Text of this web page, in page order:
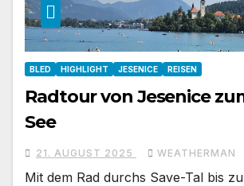
BLED HIGHLIGHT JESENICE REISEN
Radtour von Jesenice
See
21. AUGUST 2025 WEATHERMAN
Mit dem Rad durchs Save-Tal bis